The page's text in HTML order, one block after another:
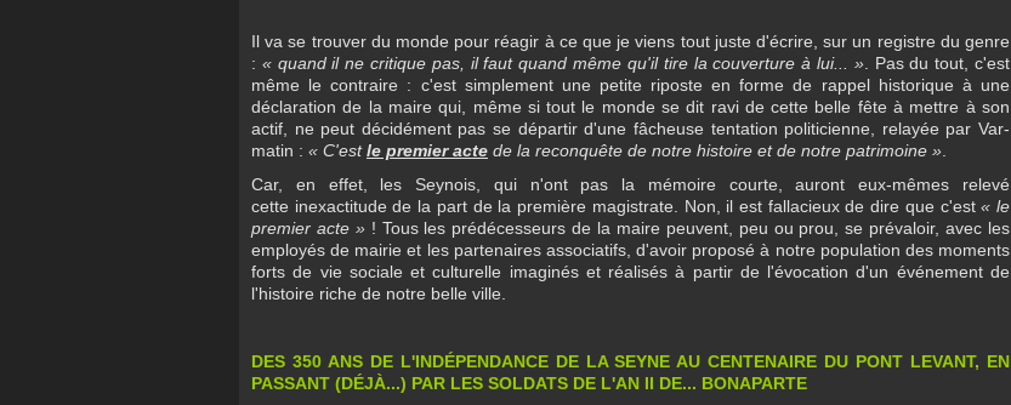
Il va se trouver du monde pour réagir à ce que je viens tout juste d'écrire, sur un registre du genre
: « quand il ne critique pas, il faut quand même qu'il tire la couverture à lui... ». Pas du tout, c'est
même le contraire : c'est simplement une petite riposte en forme de rappel historique à une
déclaration de la maire qui, même si tout le monde se dit ravi de cette belle fête à mettre à son
actif, ne peut décidément pas se départir d'une fâcheuse tentation politicienne, relayée par Var-
matin : « C'estle premier acte de la reconquête de notre histoire et de notre patrimoine »
Car, en effet, les Seynois, qui n'ont pas la mémoire courte, auront eux-mêmes relevé
cette inexactitude de la part de la première magistrate. Non, il est fallacieux de dire que c'est« le
premier acte »! Tous les prédécesseurs de la maire peuvent, peu ou prou, se prévaloir, avec les
employés de mairie et les partenaires associatifs, d'avoir proposé à notre population des moments
forts de vie sociale et culturelle imaginés et réalisés à partir de l'évocation d'un événement de
l'histoire riche de notre belle ville.
DES 350 ANS DE L'INDÉPENDANCE DE LA SEYNE AU CENTENAIRE DU PONT LEVANT, EN
PASSANT (DÉJÀ...) PAR LES SOLDATS DE L'AN II DE... BONAPARTE